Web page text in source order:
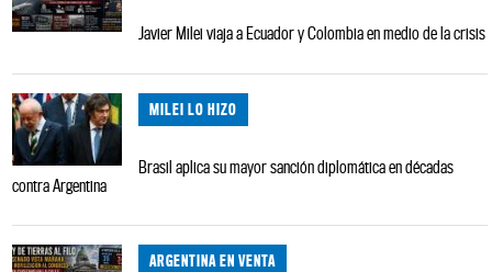
Javier Milei viaja a Ecuador y Colombia en medio de la crisis
MILEI LO HIZO
Brasil aplica su mayor sanción diplomática en décadas
contra Argentina
ARGENTINA EN VENTA